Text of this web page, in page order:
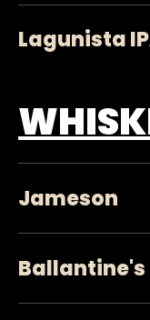
Lagunista
Jameson
Ballantine's